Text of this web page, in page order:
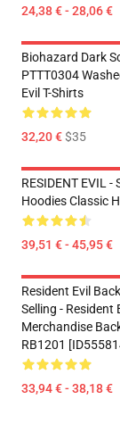
24,38 € - 28,06 €
Biohazard Dark
PTTT0304
Evil T-Shirts
32,20 €$35
RESIDENT EVIL -
Hoodies Classic
39,51 € - 45,95 €
Resident Evil
Selling - Resident
Merchandise
RB1201
33,94 € - 38,18 €